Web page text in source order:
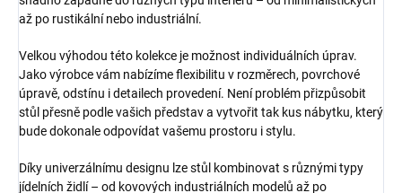
až po rustikální nebo industriální.
Velkou výhodou této kolekce je možnost individuálních úprav.
Jako výrobce vám nabízíme flexibilitu v rozměrech, povrchové
úpravě, odstínu i detailech provedení. Není problém přizpůsobit
stůl přesně podle vašich představ a vytvořit tak kus nábytku, který
bude dokonale odpovídat vašemu prostoru i stylu.
Díky univerzálnímu designu lze stůl kombinovat s různými typy
jídelních židlí – od kovových industriálních modelů až po